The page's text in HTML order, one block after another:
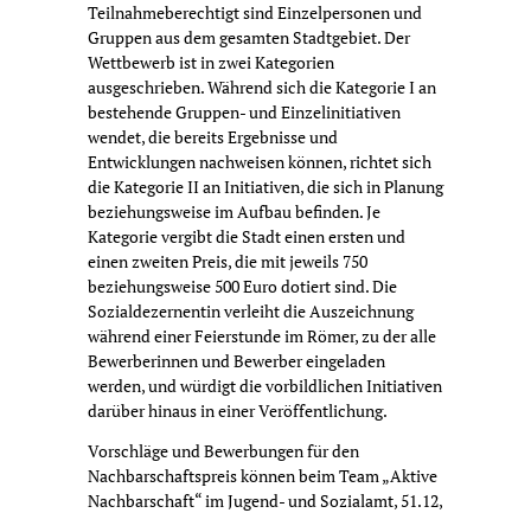
Teilnahmeberechtigt sind Einzelpersonen und
Gruppen aus dem gesamten Stadtgebiet. Der
Wettbewerb ist in zwei Kategorien
ausgeschrieben. Während sich die Kategorie I an
bestehende Gruppen- und Einzelinitiativen
wendet, die bereits Ergebnisse und
Entwicklungen nachweisen können, richtet sich
die Kategorie II an Initiativen, die sich in Planung
beziehungsweise im Aufbau befinden. Je
Kategorie vergibt die Stadt einen ersten und
einen zweiten Preis, die mit jeweils 750
beziehungsweise 500 Euro dotiert sind. Die
Sozialdezernentin verleiht die Auszeichnung
während einer Feierstunde im Römer, zu der alle
Bewerberinnen und Bewerber eingeladen
werden, und würdigt die vorbildlichen Initiativen
darüber hinaus in einer Veröffentlichung.
Vorschläge und Bewerbungen für den
Nachbarschaftspreis können beim Team „Aktive
Nachbarschaft“ im Jugend- und Sozialamt, 51.12,